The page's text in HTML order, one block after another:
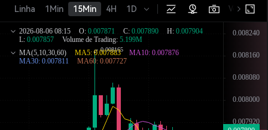
Linha 1Min 15Min 4H 1D Versão